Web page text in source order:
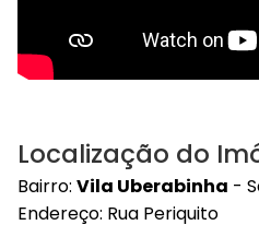
Localização do
Bairro: Vila Uberabinha -
Endereço: Rua Periquito